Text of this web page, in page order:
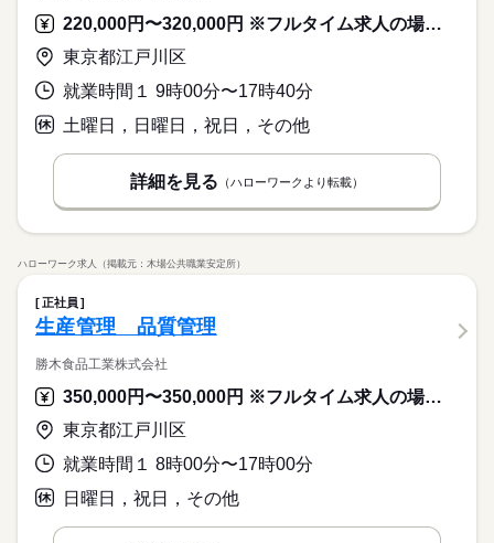
220,000円〜320,000円 ※フルタイム求人の場合は月額（換算額）、パート求人の場合は時間額を表示しています。
東京都江戸川区
就業時間１ 9時00分〜17時40分
土曜日，日曜日，祝日，その他
詳細を見る （ハローワークより転載）
ハローワーク求人（掲載元：木場公共職業安定所）
正社員
生産管理 品質管理
勝木食品工業株式会社
350,000円〜350,000円 ※フルタイム求人の場合は月額（換算額）、パート求人の場合は時間額を表示しています。
東京都江戸川区
就業時間１ 8時00分〜17時00分
日曜日，祝日，その他